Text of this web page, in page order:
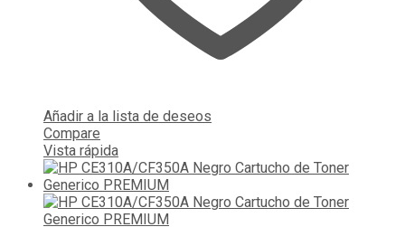
Añadir a la lista de deseos
Compare
Vista rápida